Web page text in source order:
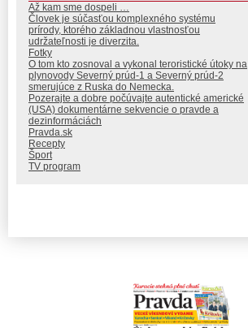
Až kam sme dospeli …
Človek je súčasťou komplexného systému
prírody, ktorého základnou vlastnosťou
udržateľnosti je diverzita.
Fotky
O tom kto zosnoval a vykonal teroristické útoky na
plynovody Severný prúd-1 a Severný prúd-2
smerujúce z Ruska do Nemecka.
Pozerajte a dobre počúvajte autentické americké
(USA) dokumentárne sekvencie o pravde a
dezinformáciách
Pravda.sk
Recepty
Šport
TV program